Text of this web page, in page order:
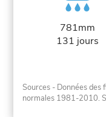
781mm
131 jours
Sources - Données des
normales 1981-2010.